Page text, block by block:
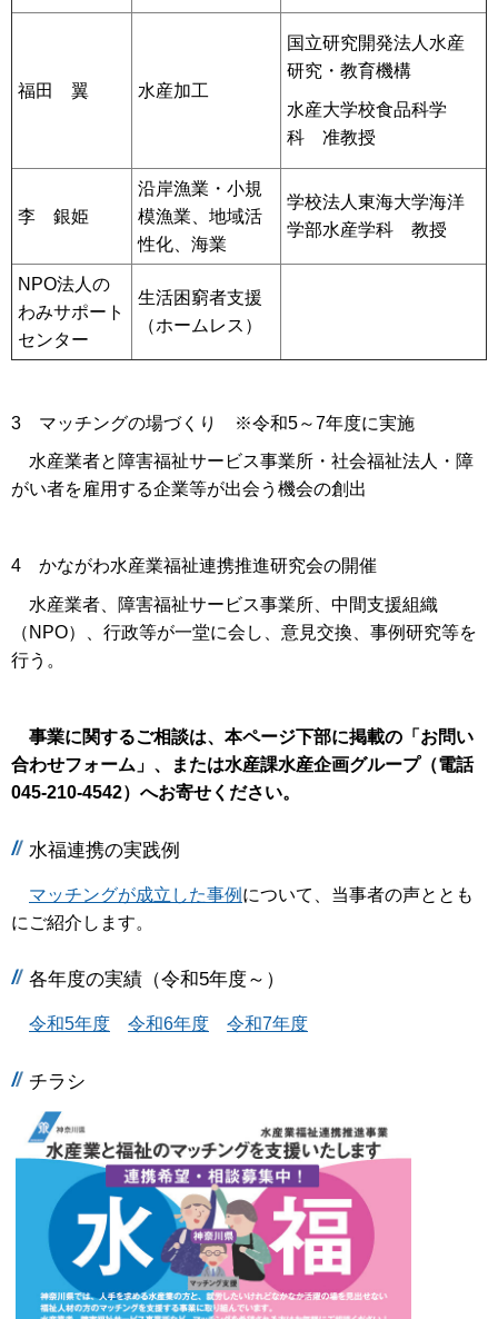
福田 翼 水産加工
国立研究開発法人水産
研究・教育機構
水産大学校食品科学
科 准教授
李 銀姫
沿岸漁業・小規
模漁業、地域活
性化、海業
学校法人東海大学海洋
学部水産学科 教授
NPO法人の
わみサポート
センター
生活困窮者支援
（ホームレス）
3 マッチングの場づくり ※令和5～7年度に実施
水産業者と障害福祉サービス事業所・社会福祉法人・障
がい者を雇用する企業等が出会う機会の創出
4 かながわ水産業福祉連携推進研究会の開催
水産業者、障害福祉サービス事業所、中間支援組織
（NPO）、行政等が一堂に会し、意見交換、事例研究等を
行う。
事業に関するご相談は、本ページ下部に掲載の「お問い
合わせフォーム」、または水産課水産企画グループ（電話
045-210-4542）へお寄せください。
水福連携の実践例
マッチングが成立した事例 について、当事者の声ととも
にご紹介します。
各年度の実績（令和5年度～）
令和5年度 令和6年度 令和7年度
チラシ